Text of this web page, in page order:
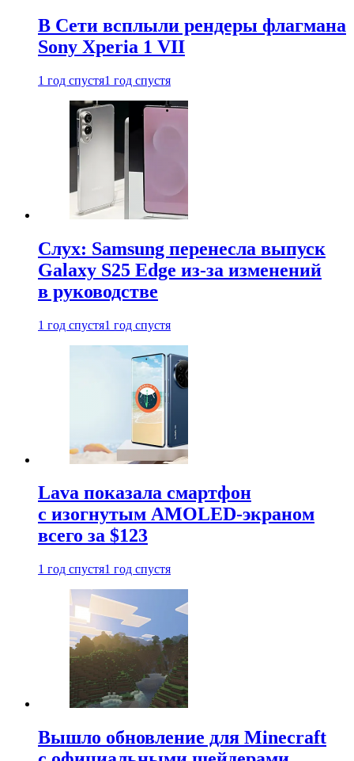
В Сети всплыли рендеры флагмана
Sony Xperia 1 VII
1 год спустя1 год спустя
Слух: Samsung перенесла выпуск
Galaxy S25 Edge из-за изменений
в руководстве
1 год спустя1 год спустя
Lava показала смартфон
с изогнутым AMOLED-экраном
всего за $123
1 год спустя1 год спустя
Вышло обновление для Minecraft